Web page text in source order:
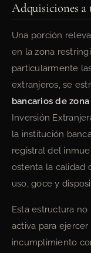
Adquisiciones a
Una porción
en la zona
particularmente
extranjeros, se
bancarios de
Inversión
la institución
registral del
ostenta la calidad
uso, goce y
Esta estructura
activa para
incumplimiento